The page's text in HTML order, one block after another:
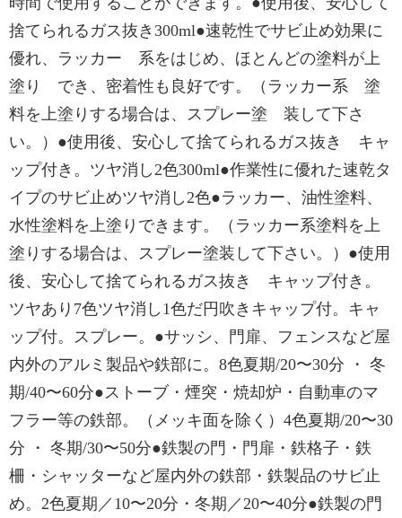
捨てられるガス抜き300ml●速乾性でサビ止め効果に
優れ、ラッカー 系をはじめ、ほとんどの塗料が上
塗り でき、密着性も良好です。（ラッカー系 塗
料を上塗りする場合は、スプレー塗 装して下さ
い。）●使用後、安心して捨てられるガス抜き キャ
ップ付き。ツヤ消し2色300ml●作業性に優れた速乾タ
イプのサビ止めツヤ消し2色●ラッカー、油性塗料、
水性塗料を上塗りできます。（ラッカー系塗料を上
塗りする場合は、スプレー塗装して下さい。）●使用
後、安心して捨てられるガス抜き キャップ付き。
ツヤあり7色ツヤ消し1色だ円吹きキャップ付。キャ
ップ付。スプレー。●サッシ、門扉、フェンスなど屋
内外のアルミ製品や鉄部に。8色夏期/20〜30分 ・ 冬
期/40〜60分●ストーブ・煙突・焼却炉・自動車のマ
フラー等の鉄部。（メッキ面を除く）4色夏期/20〜30
分 ・ 冬期/30〜50分●鉄製の門・門扉・鉄格子・鉄
柵・シャッターなど屋内外の鉄部・鉄製品のサビ止
め。2色夏期／10〜20分・冬期／20〜40分●鉄製の門